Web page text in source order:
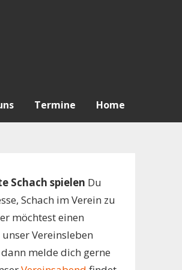
Termine Home
Schach spielen Du
Schach im Verein zu
möchtest einen
Vereinsleben
melde dich gerne